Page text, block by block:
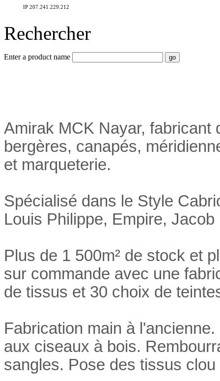
IP 207.241.229.212
Rechercher
Enter a product name
Amirak MCK Nayar, fabricant
bergères, canapés,
et marqueterie.
Spécialisé dans le Style
Louis Philippe, Empire,
Plus de 1 500m² de stock et
sur commande avec une
de tissus et 30 choix de
Fabrication main à
aux ciseaux à bois.
sangles. Pose des tissus